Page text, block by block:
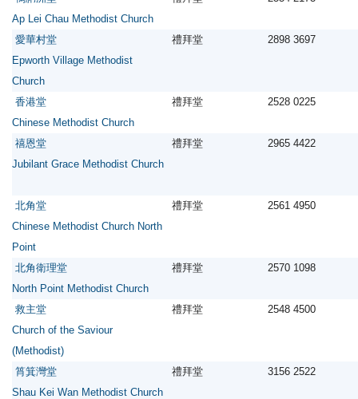
Ap Lei Chau Methodist Church
愛華村堂
Epworth Village Methodist
Church
禮拜堂 2898 3697
香港堂
Chinese Methodist Church
禮拜堂 2528 0225
禧恩堂
Jubilant Grace Methodist Church
禮拜堂 2965 4422
北角堂
Chinese Methodist Church North
Point
禮拜堂 2561 4950
北角衛理堂
North Point Methodist Church
禮拜堂 2570 1098
救主堂
Church of the Saviour
(Methodist)
禮拜堂 2548 4500
筲箕灣堂
Shau Kei Wan Methodist Church
禮拜堂 3156 2522